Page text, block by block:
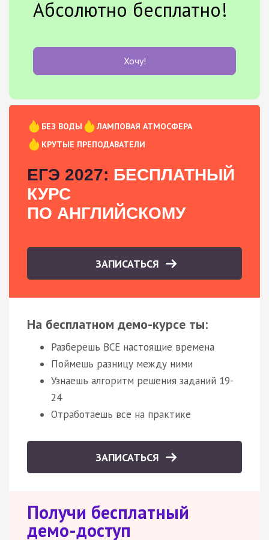
Абсолютно бесплатно!
Хочу!
БЕЗ ВОДЫ
ЛАМПОВАЯ АТМОСФЕРА
КРУТЫЕ ПРЕПОДАВАТЕЛИ
ЕГЭ 2027: БЕСПЛАТНЫЙ
КУРС
ПО АНГЛИЙСКОМУ
ЗАПИСАТЬСЯ
На бесплатном демо-курсе ты:
Разберешь ВСЕ настоящие времена
Поймешь разницу между ними
Узнаешь алгоритм решения заданий 19-
24
Отработаешь все на практике
ЗАПИСАТЬСЯ
Получи бесплатный
демо-доступ